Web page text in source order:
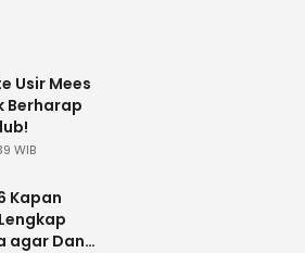
Usir Mees
Berharap
WIB
Kapan
agar Dana